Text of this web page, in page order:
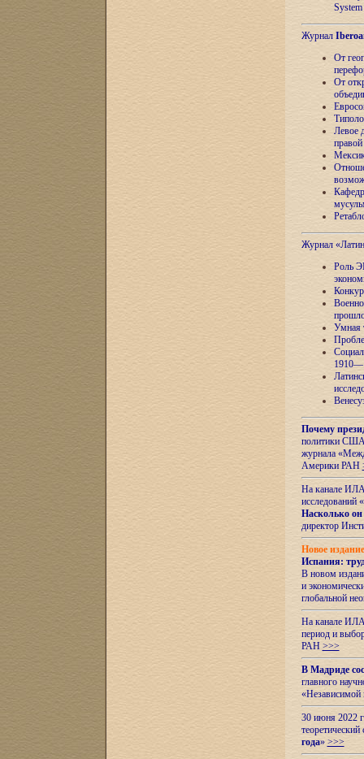
Журнал
От
От
Левое
Журнал
Роль
Умная
Почему
политики США
журнала
Америки РАН
На канале ИЛА
исследований «
Насколько он
директор
Новое
Испания:
В новом
и
глобальной
На канале
период и
РАН >>>
В Мадриде
главного
«Независимой
30 июня 2022
года» >>>